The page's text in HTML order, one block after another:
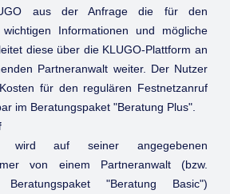
aus der Anfrage die für den
wichtigen Informationen und mögliche
diese über die KLUGO-Plattform an
Partneranwalt weiter. Der Nutzer
für den regulären Festnetzanruf
im Beratungspaket "Beratung Plus".
wird auf seiner angegebenen
von einem Partneranwalt (bzw.
"Beratung Basic")